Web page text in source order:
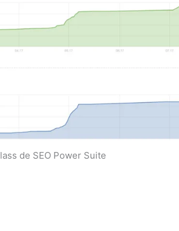
de SEO Power Suite